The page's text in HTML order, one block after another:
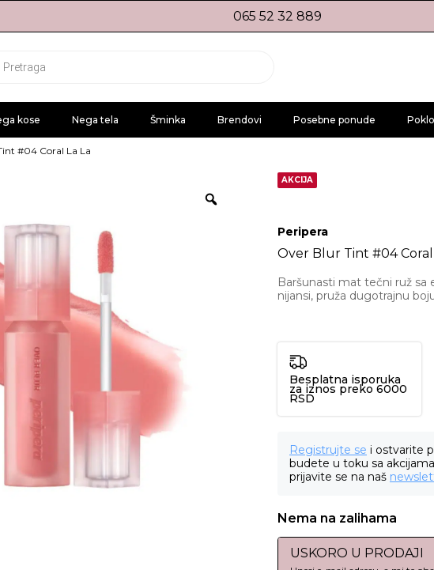
065 52 32 889
kose Nega tela Šminka Brendovi Posebne ponude
#04 Coral La La
AKCIJA
Peripera
Over Blur Tint #04 Coral
Baršunasti mat tečni ruž
nijansi, pruža dugotrajnu
Besplatna isporuka
za iznos preko 6000
RSD
Registrujte se i ostvarite
budete u toku sa akcijama
prijavite se na naš
Nema na zalihama
USKORO U PRODAJI